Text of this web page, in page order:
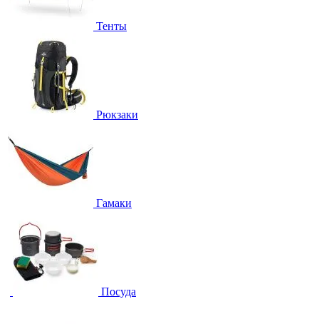
Тенты
Рюкзаки
Гамаки
Посуда